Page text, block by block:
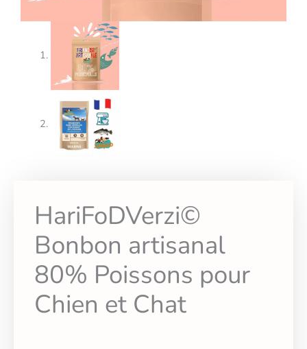
HariFoDVerzi©
Bonbon artisanal
80% Poissons pour
Chien et Chat